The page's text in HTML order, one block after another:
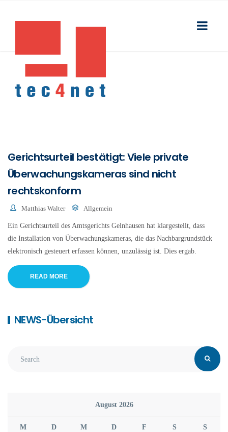
Gerichtsurteil bestätigt: Viele private
Überwachungskameras sind nicht
rechtskonform
Matthias Walter Allgemein
Ein Gerichtsurteil des Amtsgerichts Gelnhausen hat klargestellt, dass
die Installation von Überwachungskameras, die das Nachbargrundstück
elektronisch gesteuert erfassen können, unzulässig ist. Dies ergab.
READ MORE
NEWS-Übersicht
August 2026
M D M D F S S